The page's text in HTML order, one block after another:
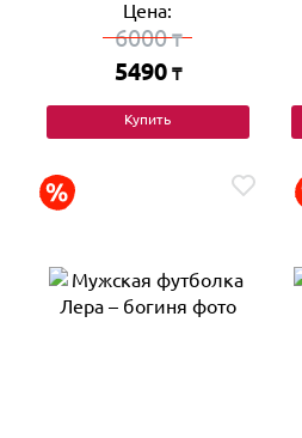
Цена:
6000₸
5490 ₸
Купить